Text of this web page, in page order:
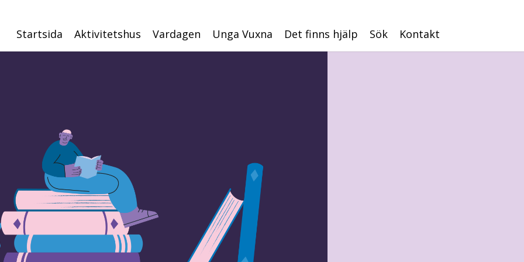
Startsida Aktivitetshus Vardagen Unga Vuxna Det finns hjälp Sök Kontakt